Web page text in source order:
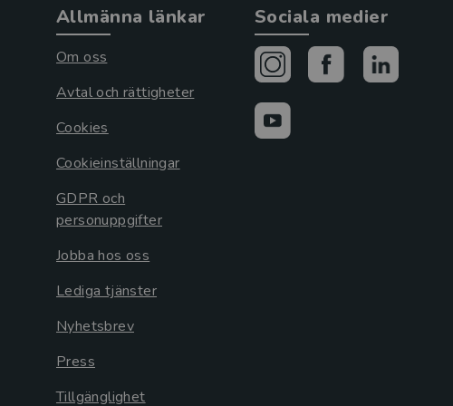
Allmänna länkar
Om oss
Avtal och rättigheter
Cookies
Cookieinställningar
GDPR och
personuppgifter
Jobba hos oss
Lediga tjänster
Nyhetsbrev
Press
Tillgänglighet
Sociala medier